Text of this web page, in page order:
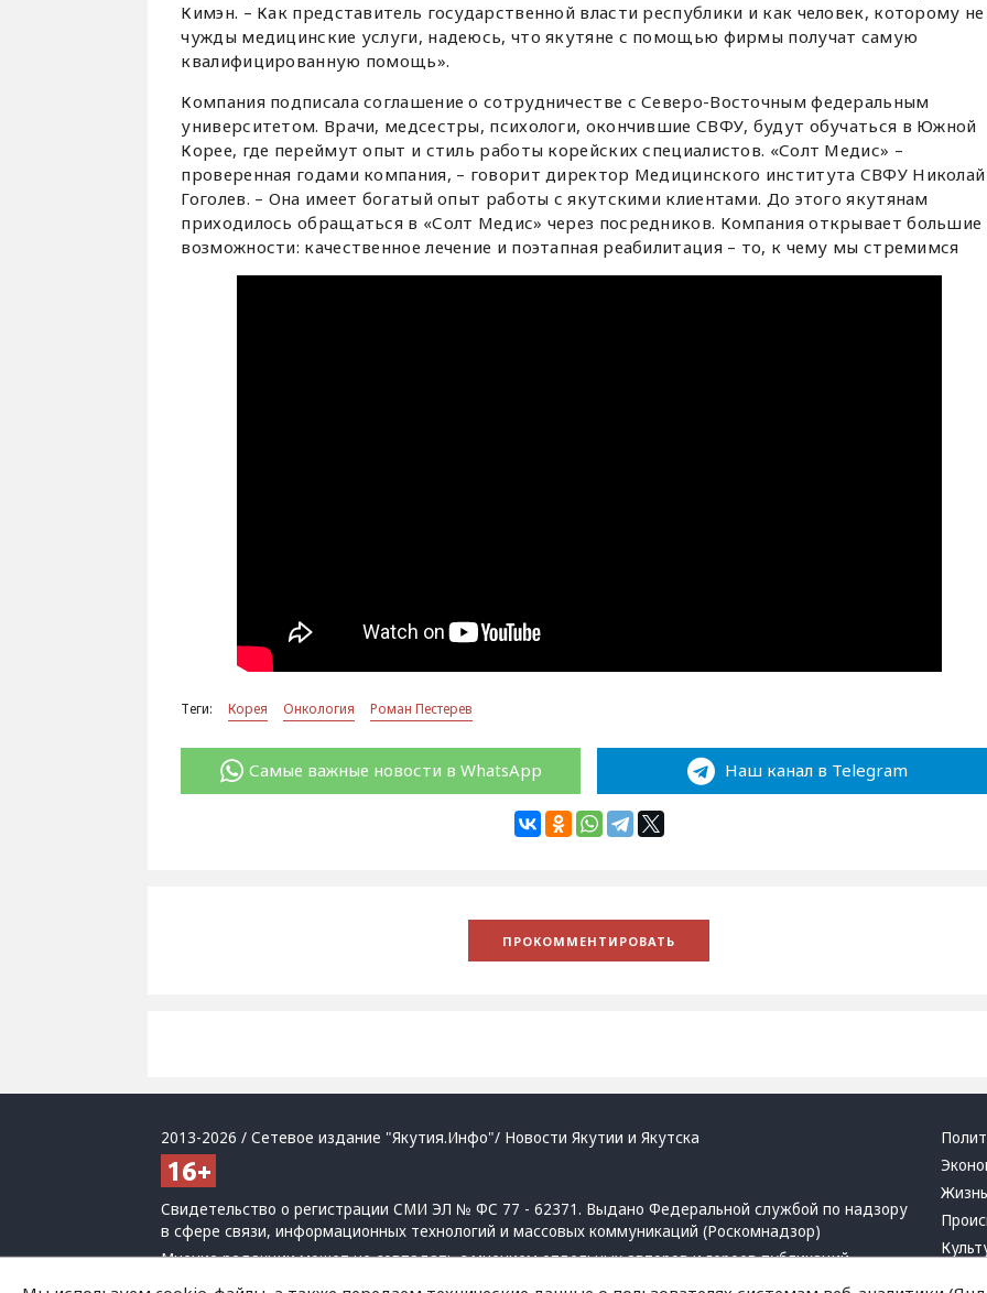
Кимэн. – Как представитель государственной власти республики и как человек, которому не
чужды медицинские услуги, надеюсь, что якутяне с помощью фирмы получат самую
квалифицированную помощь».
Компания подписала соглашение о сотрудничестве с Северо-Восточным федеральным
университетом. Врачи, медсестры, психологи, окончившие СВФУ, будут обучаться в Южной
Корее, где переймут опыт и стиль работы корейских специалистов. «Солт Медис» –
проверенная годами компания, – говорит директор Медицинского института СВФУ Николай
Гоголев. – Она имеет богатый опыт работы с якутскими клиентами. До этого якутянам
приходилось обращаться в «Солт Медис» через посредников. Компания открывает большие
возможности: качественное лечение и поэтапная реабилитация – то, к чему мы стремимся
Теги: Корея Онкология Роман Пестерев
Самые важные новости в WhatsApp Наш канал в Telegram
2013-2026 / Сетевое издание "Якутия.Инфо"/ Новости Якутии и Якутска
Свидетельство о регистрации СМИ ЭЛ № ФС 77 - 62371. Выдано Федеральной службой по надзору
в сфере связи, информационных технологий и массовых коммуникаций (Роскомнадзор)
Мнение редакции может не совпадать с мнением отдельных авторов и героев публикаций.
При использовании материалов обязательна активная ссылка на сайт.